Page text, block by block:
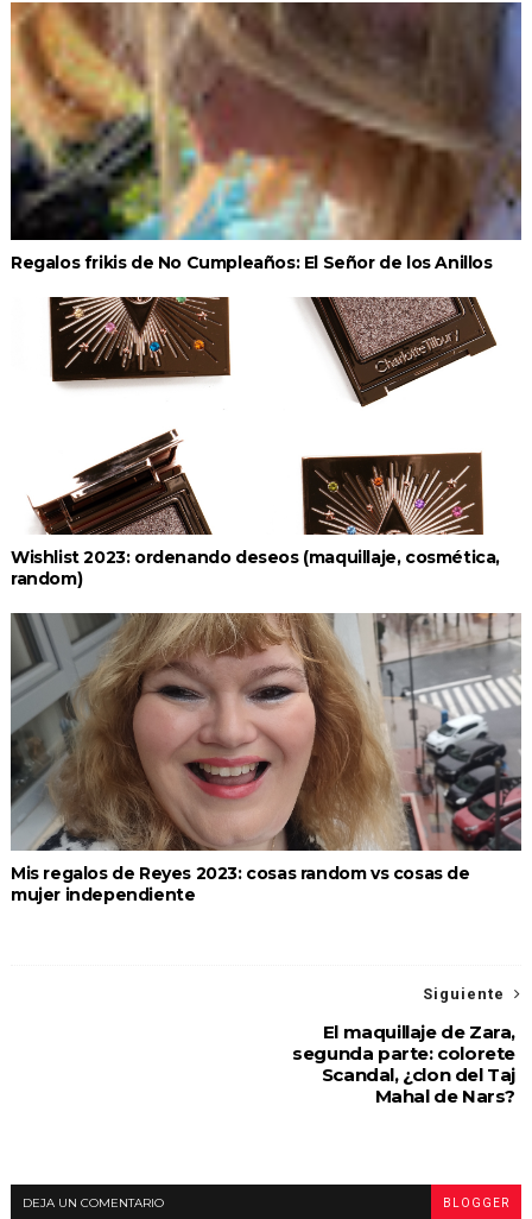
Regalos frikis de No Cumpleaños: El Señor de los Anillos
Wishlist 2023: ordenando deseos (maquillaje, cosmética,
random)
Mis regalos de Reyes 2023: cosas random vs cosas de
mujer independiente
Siguiente
El maquillaje de Zara,
segunda parte: colorete
Scandal, ¿clon del Taj
Mahal de Nars?
DEJA UN COMENTARIO BLOGGER